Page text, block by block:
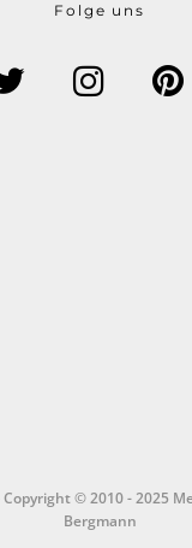
Folge uns
Copyright © 2010 - 2025
Bergmann